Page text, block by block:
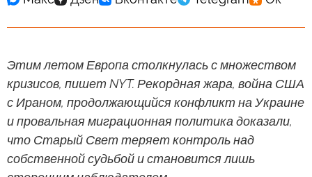
Этим летом Европа столкнулась с множеством
кризисов, пишет NYT. Рекордная жара, война США
с Ираном, продолжающийся конфликт на Украине
и провальная миграционная политика доказали,
что Старый Свет теряет контроль над
собственной судьбой и становится лишь